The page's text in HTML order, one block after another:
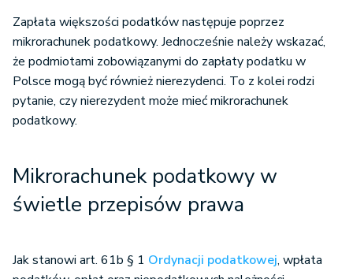
Zapłata większości podatków następuje poprzez
mikrorachunek podatkowy. Jednocześnie należy wskazać,
że podmiotami zobowiązanymi do zapłaty podatku w
Polsce mogą być również nierezydenci. To z kolei rodzi
pytanie, czy nierezydent może mieć mikrorachunek
podatkowy.
Mikrorachunek podatkowy w
świetle przepisów prawa
Jak stanowi art. 61b § 1 Ordynacji podatkowej, wpłata